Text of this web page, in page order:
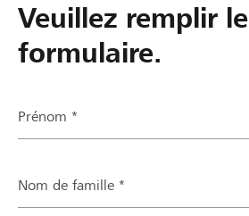
Veuillez remplir le
formulaire.
Prénom *
Nom de famille *